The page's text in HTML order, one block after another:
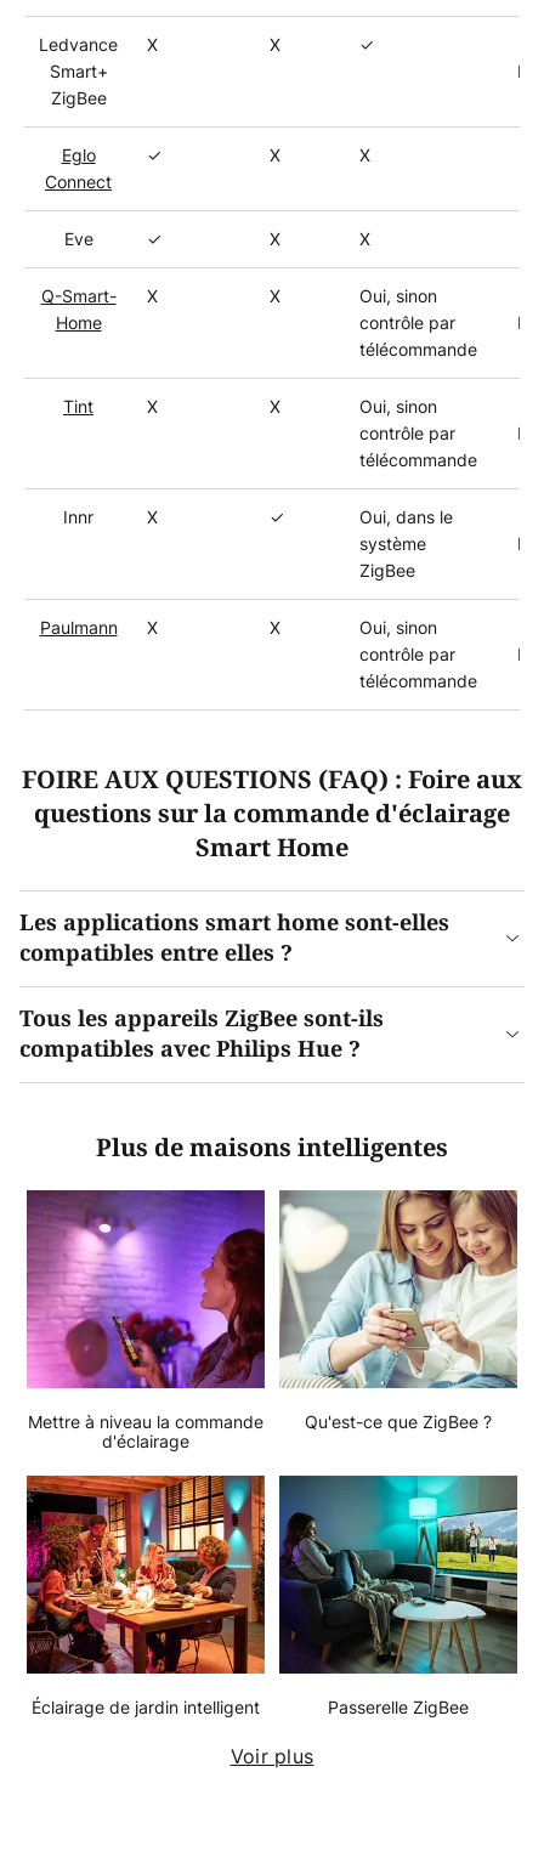
Ledvance
Smart+
ZigBee
X X ✓
Eglo
Connect
✓ X X
Eve ✓ X X
Q-Smart-
Home
X X
Oui, sinon
contrôle par
télécommande
Tint X X
Oui, sinon
contrôle par
télécommande
Innr X ✓
Oui, dans le
système
ZigBee
Paulmann X X
Oui, sinon
contrôle par
télécommande
FOIRE AUX QUESTIONS (FAQ) : Foire aux
questions sur la commande d'éclairage
Smart Home
Les applications smart home sont-elles
compatibles entre elles ?
Tous les appareils ZigBee sont-ils
compatibles avec Philips Hue ?
Plus de maisons intelligentes
Mettre à niveau la commande
d'éclairage
Qu'est-ce que ZigBee ?
Éclairage de jardin intelligent Passerelle ZigBee
Voir plus